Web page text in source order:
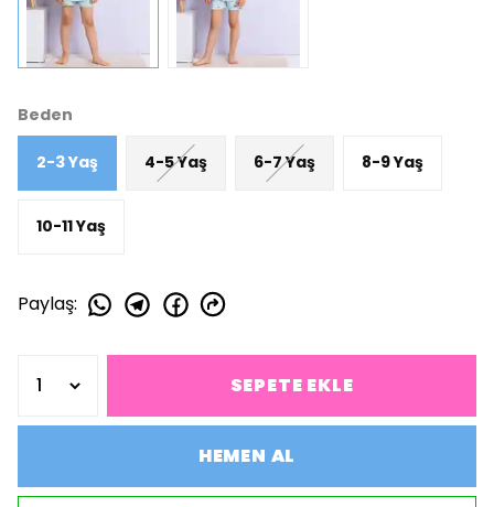
Beden
2-3 Yaş 4-5 Yaş 6-7 Yaş 8-9 Yaş
10-11 Yaş
Paylaş:
SEPETE EKLE
HEMEN AL